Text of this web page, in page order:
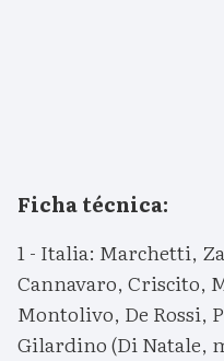
Ficha técnica:
1 - Italia: Marchetti,
Cannavaro, Criscito,
Montolivo, De Rossi,
Gilardino (Di Natale,